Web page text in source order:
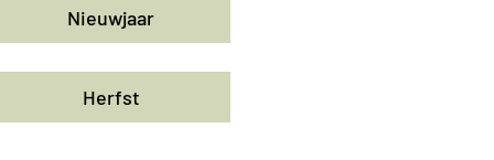
Nieuwjaar
Herfst